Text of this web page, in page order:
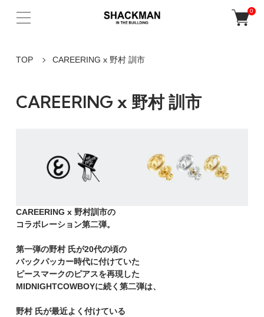
0
TOP CAREERING x 野村 訓市
CAREERING x 野村 訓市
CAREERING x 野村訓市の
コラボレーション第二弾。
第一弾の野村 氏が20代の頃の
バックパッカー時代に付けていた
ピースマークのピアスを再現した
MIDNIGHTCOWBOYに続く第二弾は、
野村 氏が最近よく付けている